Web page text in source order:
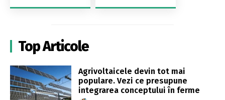
Top Articole
Agrivoltaicele devin tot mai
populare. Vezi ce presupune
integrarea conceptului în ferme